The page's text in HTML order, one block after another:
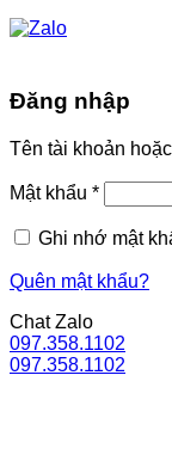
Đăng nhập
Tên tài khoản
Mật khẩu *Bắt
buộc
Ghi nhớ mật
Quên mật khẩu?
Chat Zalo
097.358.1102
097.358.1102